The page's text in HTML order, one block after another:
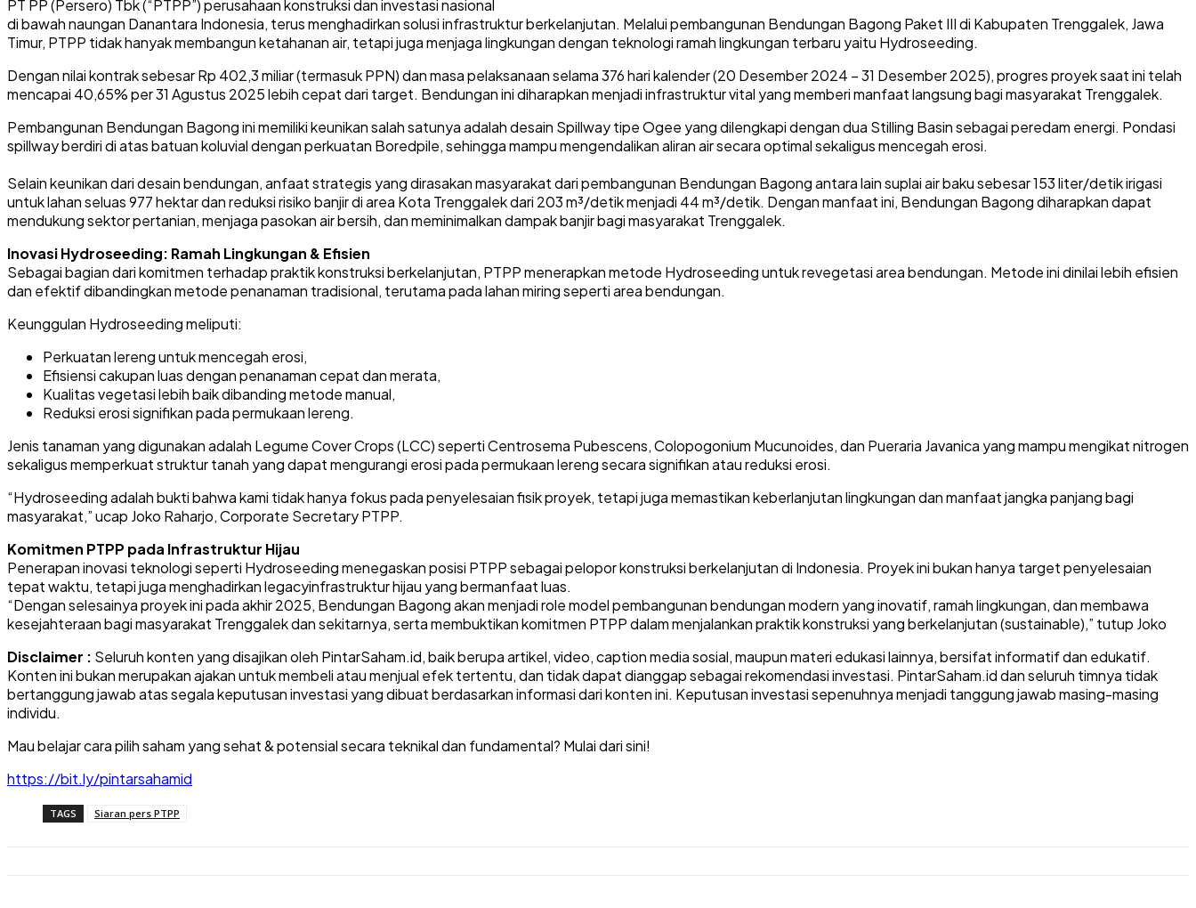
PT PP (Persero) Tbk (“PTPP”) perusahaan konstruksi dan investasi nasional
di bawah naungan Danantara Indonesia, terus menghadirkan solusi infrastruktur berkelanjutan. Melalui pembangunan Bendungan Bagong Paket III di Kabupaten Trenggalek, Jawa
Timur, PTPP tidak hanyak membangun ketahanan air, tetapi juga menjaga lingkungan dengan teknologi ramah lingkungan terbaru yaitu Hydroseeding.
Dengan nilai kontrak sebesar Rp 402,3 miliar (termasuk PPN) dan masa pelaksanaan selama 376 hari kalender (20 Desember 2024 – 31 Desember 2025), progres proyek saat ini telah
mencapai 40,65% per 31 Agustus 2025 lebih cepat dari target. Bendungan ini diharapkan menjadi infrastruktur vital yang memberi manfaat langsung bagi masyarakat Trenggalek.
Pembangunan Bendungan Bagong ini memiliki keunikan salah satunya adalah desain Spillway tipe Ogee yang dilengkapi dengan dua Stilling Basin sebagai peredam energi. Pondasi
spillway berdiri di atas batuan koluvial dengan perkuatan Boredpile, sehingga mampu mengendalikan aliran air secara optimal sekaligus mencegah erosi.
Selain keunikan dari desain bendungan, anfaat strategis yang dirasakan masyarakat dari pembangunan Bendungan Bagong antara lain suplai air baku sebesar 153 liter/detik irigasi
untuk lahan seluas 977 hektar dan reduksi risiko banjir di area Kota Trenggalek dari 203 m³/detik menjadi 44 m³/detik. Dengan manfaat ini, Bendungan Bagong diharapkan dapat
mendukung sektor pertanian, menjaga pasokan air bersih, dan meminimalkan dampak banjir bagi masyarakat Trenggalek.
Inovasi Hydroseeding: Ramah Lingkungan & Efisien
Sebagai bagian dari komitmen terhadap praktik konstruksi berkelanjutan, PTPP menerapkan metode Hydroseeding untuk revegetasi area bendungan. Metode ini dinilai lebih efisien
dan efektif dibandingkan metode penanaman tradisional, terutama pada lahan miring seperti area bendungan.
Keunggulan Hydroseeding meliputi:
Perkuatan lereng untuk mencegah erosi,
Efisiensi cakupan luas dengan penanaman cepat dan merata,
Kualitas vegetasi lebih baik dibanding metode manual,
Reduksi erosi signifikan pada permukaan lereng.
Jenis tanaman yang digunakan adalah Legume Cover Crops (LCC) seperti Centrosema Pubescens, Colopogonium Mucunoides, dan Pueraria Javanica yang mampu mengikat nitrogen
sekaligus memperkuat struktur tanah yang dapat mengurangi erosi pada permukaan lereng secara signifikan atau reduksi erosi.
“Hydroseeding adalah bukti bahwa kami tidak hanya fokus pada penyelesaian fisik proyek, tetapi juga memastikan keberlanjutan lingkungan dan manfaat jangka panjang bagi
masyarakat,” ucap Joko Raharjo, Corporate Secretary PTPP.
Komitmen PTPP pada Infrastruktur Hijau
Penerapan inovasi teknologi seperti Hydroseeding menegaskan posisi PTPP sebagai pelopor konstruksi berkelanjutan di Indonesia. Proyek ini bukan hanya target penyelesaian
tepat waktu, tetapi juga menghadirkan legacyinfrastruktur hijau yang bermanfaat luas.
“Dengan selesainya proyek ini pada akhir 2025, Bendungan Bagong akan menjadi role model pembangunan bendungan modern yang inovatif, ramah lingkungan, dan membawa
kesejahteraan bagi masyarakat Trenggalek dan sekitarnya, serta membuktikan komitmen PTPP dalam menjalankan praktik konstruksi yang berkelanjutan (sustainable),” tutup Joko
Disclaimer : Seluruh konten yang disajikan oleh PintarSaham.id, baik berupa artikel, video, caption media sosial, maupun materi edukasi lainnya, bersifat informatif dan edukatif.
Konten ini bukan merupakan ajakan untuk membeli atau menjual efek tertentu, dan tidak dapat dianggap sebagai rekomendasi investasi. PintarSaham.id dan seluruh timnya tidak
bertanggung jawab atas segala keputusan investasi yang dibuat berdasarkan informasi dari konten ini. Keputusan investasi sepenuhnya menjadi tanggung jawab masing-masing
individu.
Mau belajar cara pilih saham yang sehat & potensial secara teknikal dan fundamental? Mulai dari sini!
https://bit.ly/pintarsahamid
TAGS Siaran pers PTPP